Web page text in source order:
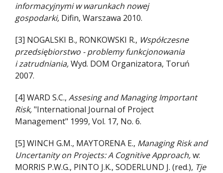
informacyjnymi w warunkach nowej
gospodarki, Difin, Warszawa 2010.
[3] NOGALSKI B., RONKOWSKI R., Współczesne
przedsiębiorstwo - problemy funkcjonowania
i zatrudniania,Wyd. DOM Organizatora, Toruń
2007.
[4] WARD S.C., Assesing and Managing Important
Risk,"International Journal of Project
Management" 1999, Vol. 17, No. 6.
[5] WINCH G.M., MAYTORENA E., Managing Risk and
Uncertanity on Projects: A Cognitive Approach,w:
MORRIS P.W.G., PINTO J.K., SODERLUND J. (red.), Tje